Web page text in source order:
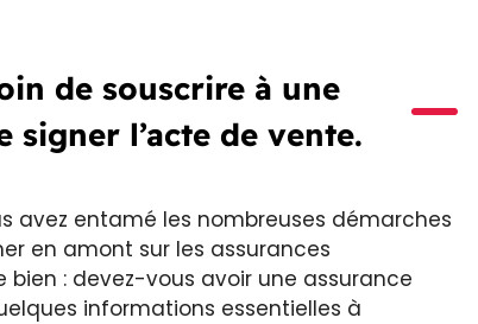
de souscrire à une
signer l’acte de vente.
avez entamé les nombreuses démarches
en amont sur les assurances
: devez-vous avoir une assurance
informations essentielles à